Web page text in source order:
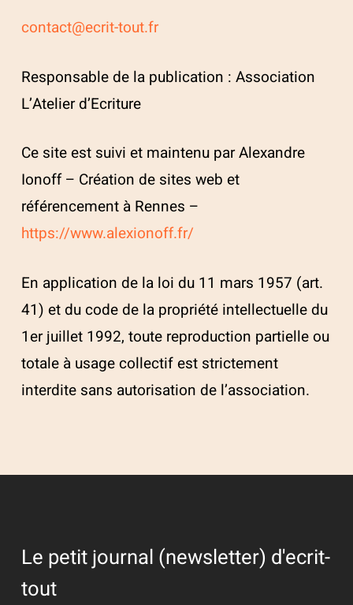
contact@ecrit-tout.fr
Responsable de la publication : Association
L’Atelier d’Ecriture
Ce site est suivi et maintenu par Alexandre
Ionoff – Création de sites web et
référencement à Rennes –
https://www.alexionoff.fr/
En application de la loi du 11 mars 1957 (art.
41) et du code de la propriété intellectuelle du
1er juillet 1992, toute reproduction partielle ou
totale à usage collectif est strictement
interdite sans autorisation de l’association.
Le petit journal (newsletter) d'ecrit-
tout